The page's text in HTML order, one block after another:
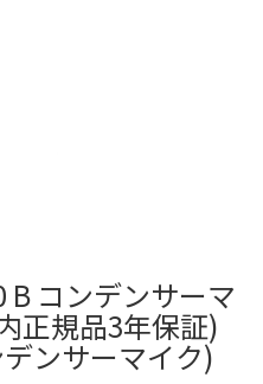
B コンデンサーマ
正規品3年保証)
ンサーマイク)